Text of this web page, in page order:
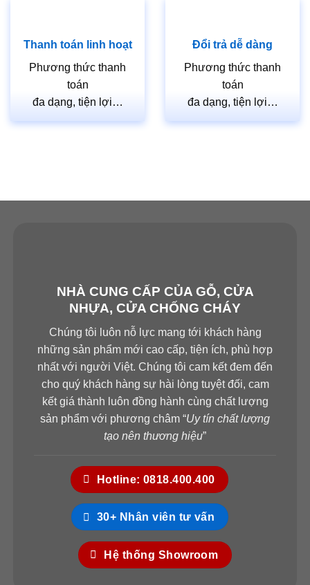
Thanh toán linh hoạt
Phương thức thanh
toán
đa dạng, tiện lợi…
Đổi trả dễ dàng
Phương thức thanh
toán
đa dạng, tiện lợi…
NHÀ CUNG CẤP CỦA GỖ, CỬA
NHỰA, CỬA CHỐNG CHÁY
Chúng tôi luôn nỗ lực mang tới khách hàng
những sản phẩm mới cao cấp, tiện ích, phù hợp
nhất với người Việt. Chúng tôi cam kết đem đến
cho quý khách hàng sự hài lòng tuyệt đối, cam
kết giá thành luôn đồng hành cùng chất lượng
sản phẩm với phương châm “Uy tín chất lượng
tạo nên thương hiệu”
Hotline: 0818.400.400
30+ Nhân viên tư vấn
Hệ thống Showroom